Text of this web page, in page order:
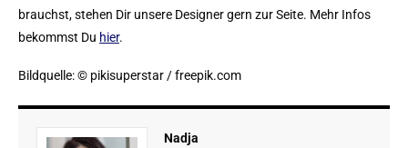
brauchst, stehen Dir unsere Designer gern zur Seite. Mehr Infos
bekommst Du hier.
Bildquelle: © pikisuperstar / freepik.com
Nadja